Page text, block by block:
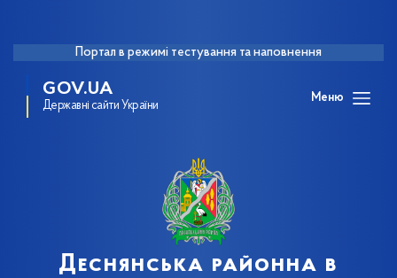
Портал в режимі тестування та наповнення
GOV.UA
Державні сайти України
Меню
Деснянська районна в